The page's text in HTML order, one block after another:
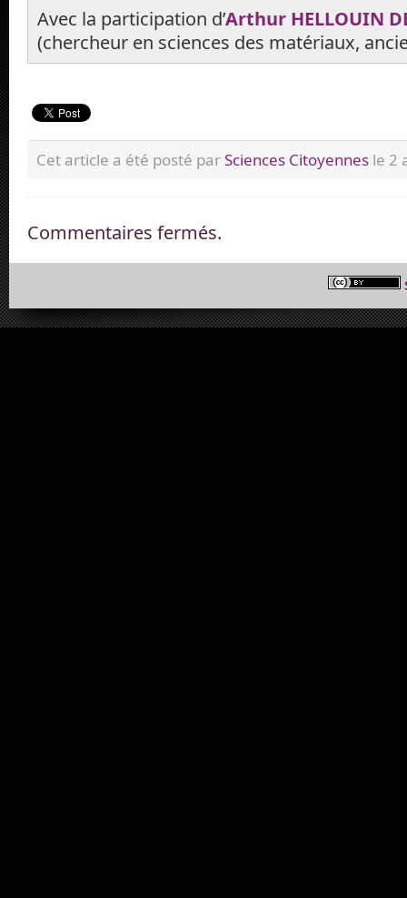
Avec la participation d’Arthur HELLOUIN
(chercheur en sciences des matériaux,
Cet article a été posté parSciences Citoyennes le 2
Commentaires fermés.